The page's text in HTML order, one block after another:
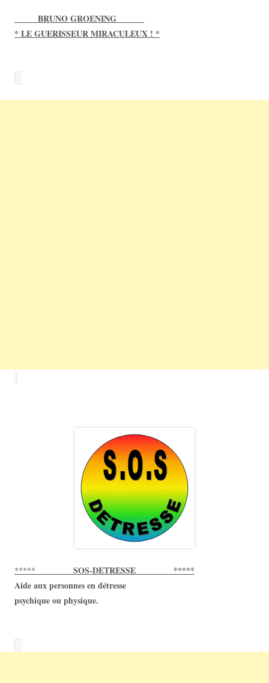
_____ BRUNO GROENING ______
* LE GUERISSEUR MIRACULEUX ! *
***** SOS-DETRESSE *****
Aide aux personnes en détresse
psychique ou physique.